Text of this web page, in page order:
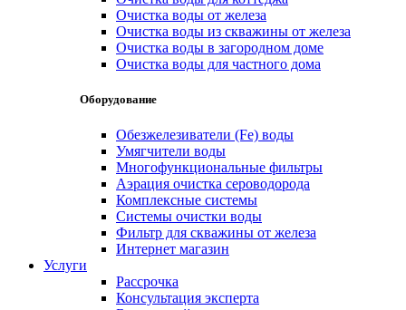
Очистка воды от железа
Очистка воды из скважины от железа
Очистка воды в загородном доме
Очистка воды для частного дома
Оборудование
Обезжелезиватели (Fe) воды
Умягчители воды
Многофункциональные фильтры
Аэрация очистка сероводорода
Комплексные системы
Системы очистки воды
Фильтр для скважины от железа
Интернет магазин
Услуги
Рассрочка
Консультация эксперта